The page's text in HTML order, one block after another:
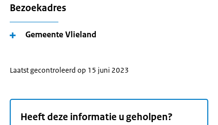
Bezoekadres
Gemeente Vlieland
Laatst gecontroleerd op 15 juni 2023
Heeft deze informatie u geholpen?